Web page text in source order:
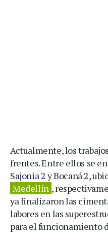
Actualmente, los
frentes. Entre ellos se
Sajonia 2 y Bocaná 2,
Medellín ,
ya finalizaron las
labores en las
para el funcionamiento